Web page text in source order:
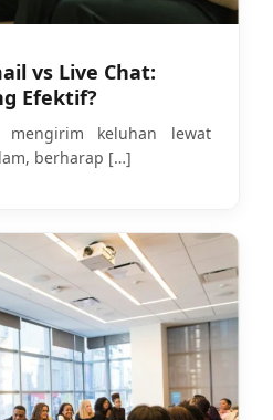
vs Live Chat:
Efektif?
mengirim keluhan lewat
berharap […]